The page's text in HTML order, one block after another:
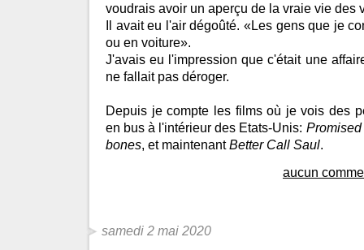
voudrais avoir un aperçu de la vraie vie des
Il avait eu l'air dégoûté. «Les gens que je
ou en voiture».
J'avais eu l'impression que c'était une
ne fallait pas déroger.
Depuis je compte les films où je vois des
en bus à l'intérieur des Etats-Unis: Promised
bones, et maintenantBetter Call Saul.
aucun
samedi 2 mai 2020